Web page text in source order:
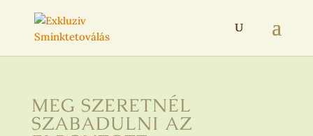
MEG SZERETNÉL
SZABADULNI AZ